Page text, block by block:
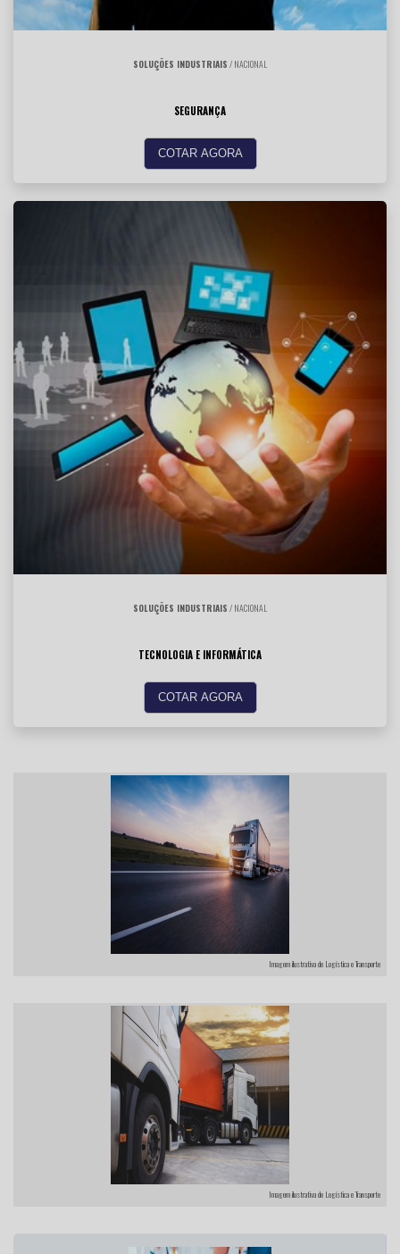
SOLUÇÕES INDUSTRIAIS / NACIONAL
SEGURANÇA
COTAR AGORA
SOLUÇÕES INDUSTRIAIS / NACIONAL
TECNOLOGIA E INFORMÁTICA
COTAR AGORA
Imagem ilustrativa de Logística e Transporte
Imagem ilustrativa de Logística e Transporte